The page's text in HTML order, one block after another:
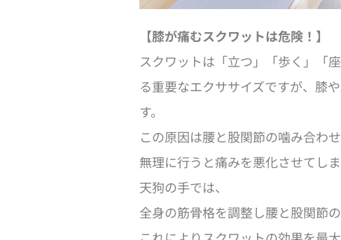
【膝が痛むスクワットは危険！】
スクワットは「立つ」「歩く」「
る重要なエクササイズですが、膝
す。
この原因は腰と股関節の噛み合わ
無理に行うと痛みを悪化させてしま
天狗の手では、
全身の筋骨格を調整し腰と股関節